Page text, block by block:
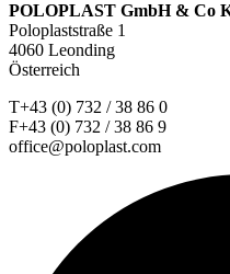
POLOPLAST GmbH & Co
Poloplaststraße 1
4060 Leonding
Österreich
T+43 (0) 732 / 38 86 0
F+43 (0) 732 / 38 86 9
office@poloplast.com